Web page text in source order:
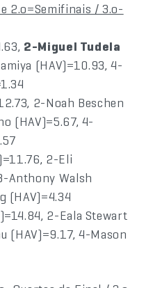
e 2.o=Semifinais / 3.o-
2-Miguel Tudela
(HAV)=10.93, 4-
2-Noah Beschen
(HAV)=5.67, 4-
2-Eli
Anthony Walsh
(HAV)=4.34
2-Eala Stewart
(HAV)=9.17, 4-Mason